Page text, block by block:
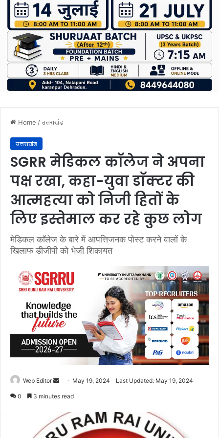
Home /उत्तराखंड
उत्तराखंड
SGRR मेडिकल काॅलेज ने अपना
पक्ष रखा, कहा-युवा डाॅक्टर की
आत्महत्या को निजी हितों के
लिए इस्तेमाल कर रहे कुछ लोग
मेडिकल काॅलेज के बारे में आपत्तिजनक पोस्ट करने वालों के
खिलाफ डीजीपी को भेजी शिकायत
Web Editor
d
a
May 19, 2024 Last Updated: May 19, 2024
0 3 minutes read